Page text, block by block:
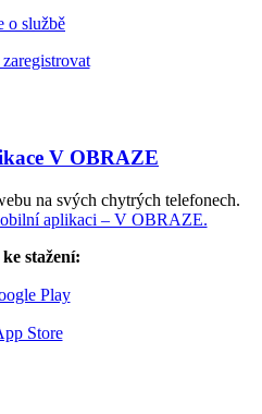
o službě
na svých chytrých telefonech.
aplikaci – V OBRAZE.
stažení: